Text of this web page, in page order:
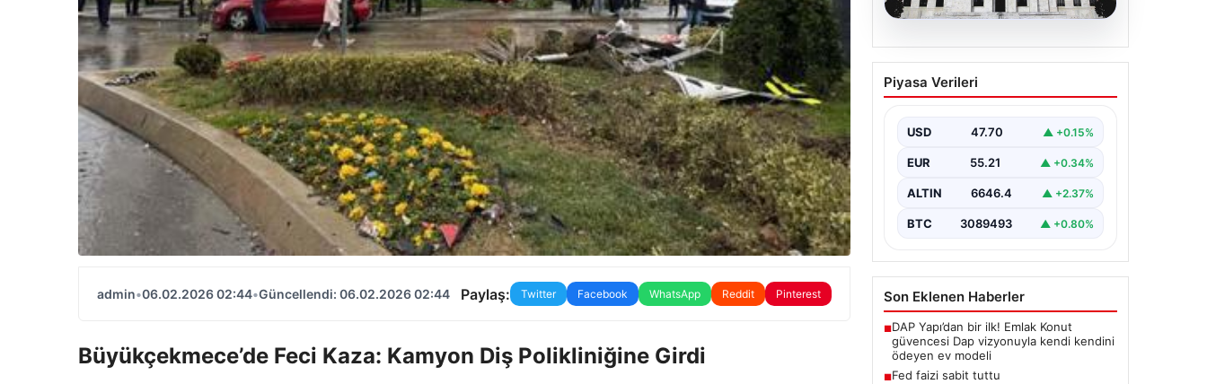
admin•06.02.2026 02:44•Güncellendi: 06.02.2026 02:44 Paylaş: Twitter Facebook WhatsApp Reddit Pinterest
Büyükçekmece’de Feci Kaza: Kamyon Diş Polikliniğine Girdi
06.08.2026
Fed faizi sabit tuttu
Piyasa Verileri
USD 47.70 ▲ +0.15%
EUR 55.21 ▲ +0.34%
ALTIN 6646.4 ▲ +2.37%
BTC 3089493 ▲ +0.80%
Son Eklenen Haberler
■DAP Yapı’dan bir ilk! Emlak Konut
güvencesi Dap vizyonuyla kendi kendini
ödeyen ev modeli
■Fed faizi sabit tuttu